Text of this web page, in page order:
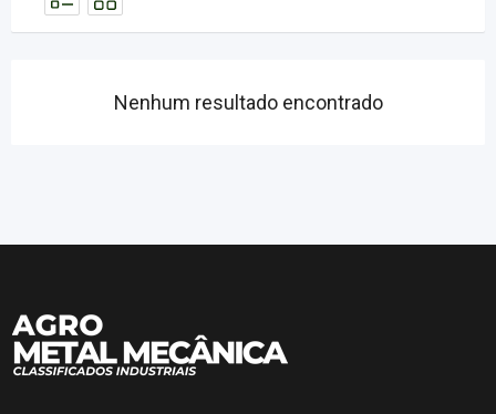
Nenhum resultado encontrado